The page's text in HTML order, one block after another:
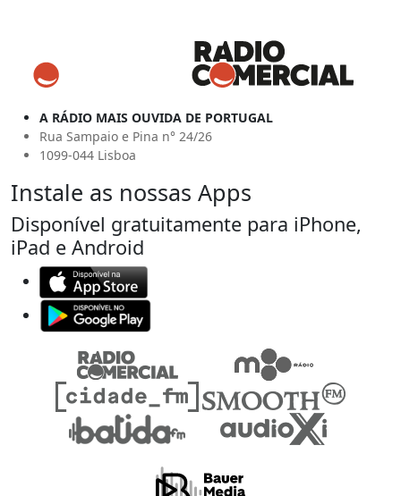
A RÁDIO MAIS OUVIDA DE PORTUGAL
Rua Sampaio e Pina n° 24/26
1099-044 Lisboa
Instale as nossas Apps
Disponível gratuitamente para iPhone,
iPad e Android